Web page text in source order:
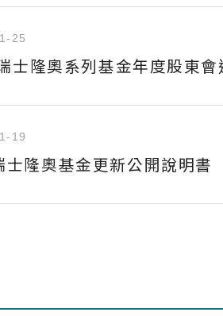
士隆奧系列基金年度股東會
25
士隆奧基金更新公開說明書
19